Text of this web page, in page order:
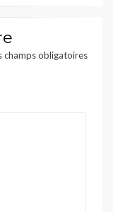
champs obligatoires